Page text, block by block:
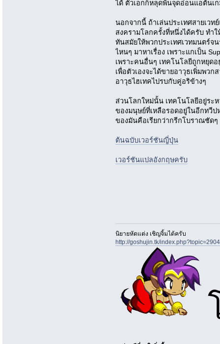
ได้ ตัวเอกก็หลุดพ้นจุดอ่อนแอต้นเ
นอกจากนี้ ถ้าเล่นประเทศสายเวท
สงครามโลกครั้งที่หนึ่งได้ครับ ทำ
ทันสมัยให้พวกประเทศเวทมนตร์จ
ไหนๆ มาหาเรื่อง เพราะแกเป็น
เพราะคนอื่นๆ เทคโนโลยีถูกหยุด
เพื่อตัวเองจะได้ขายอาวุธเพิ่มพวก
อาวุธไฮเทคไปรบกับคู่อริข้างๆ
ส่วนโลกใหม่นั้น เทคโนโลยีอยู่ระ
ของมนุษย์ที่เหลือรอดอยู่ในอีกทวี
ของมันคือเรียกว่ากรีกโบราณชัดๆ
ต้นฉบับเวอร์ชันญี่ปุ่น
เวอร์ชันแปลอังกฤษครับ
นิยายหัดแต่ง เชิญจิ้มได้ครับ
http://goshujin.tk/